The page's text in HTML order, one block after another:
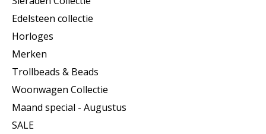
Edelsteen collectie
Horloges
Merken
Trollbeads & Beads
Woonwagen Collectie
Maand special - Augustus
SALE